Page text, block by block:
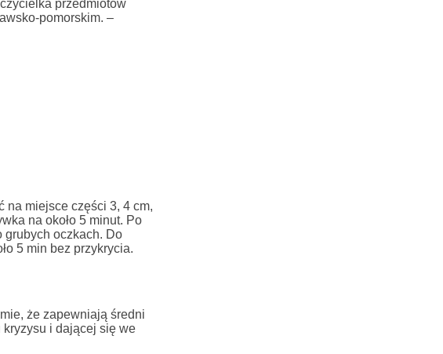
przedmiotów
pomorskim. –
na miejsce części 3, 4 cm,
na około 5 minut. Po
grubych oczkach. Do
5 min bez przykrycia.
że zapewniają średni
i dającej się we